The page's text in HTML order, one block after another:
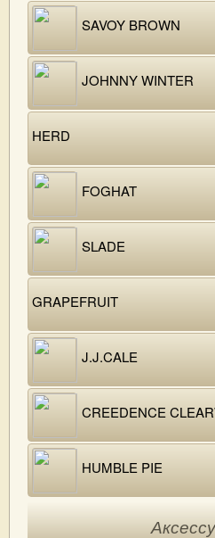
SAVOY BROWN
JOHNNY WINTER
HERD
FOGHAT
SLADE
GRAPEFRUIT
J.J.CALE
CREEDENCE
HUMBLE PIE